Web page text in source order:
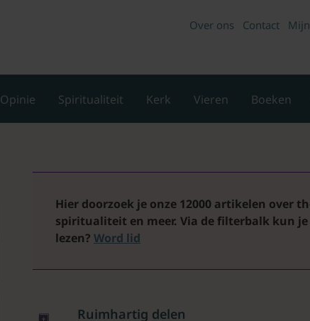
Over ons Contact
Opinie Spiritualiteit Kerk Vieren Boeken
Hier doorzoek je onze 12000 artikelen over
spiritualiteit en meer. Via de filterbalk kun
lezen? Word lid
Ruimhartig delen